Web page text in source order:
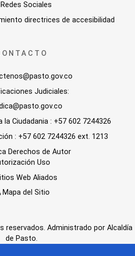
Redes Sociales
directrices de accesibilidad
Judiciales:
la Ciudadania : +57 602 7244326
: +57 602 7244326 ext. 1213
Derechos de Autor
Uso
Web Aliados
Mapa del Sitio
reservados. Administrado por Alcaldía
de Pasto.